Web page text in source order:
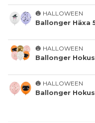
🎃 HALLOWEEN
Ballonger Häxa
🎃 HALLOWEEN
Ballonger
🎃 HALLOWEEN